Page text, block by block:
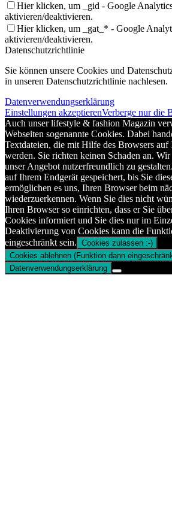
Hier klicken, um _gid - Google
aktivieren/deaktivieren.
Hier klicken, um _gat_* - Google
aktivieren/deaktivieren.
Datenschutzrichtlinie
Sie können unsere Cookies und
in unseren Datenschutzrichtlinie nachlesen.
Datenverwendungserklärung
Einstellungen akzeptierenVerberge nur die
Auch unser lifestyle & fashion Magazin
Webseiten sogenannte Cookies. Dabei
Textdateien, die mit Hilfe des Browsers auf
werden. Sie richten keinen Schaden an.
unser Angebot nutzerfreundlich zu
auf Ihrem Endgerät gespeichert, bis Sie
ermöglichen es uns, Ihren Browser beim
wiederzuerkennen. Wenn Sie dies nicht
Ihren Browser so einrichten, dass er Sie
Cookies informiert und Sie dies nur im
Deaktivierung von Cookies kann die
eingeschränkt sein. Cookies zulassen :-)
Cookies ablehnen (Funktion dann
Datenverwendungserklärung